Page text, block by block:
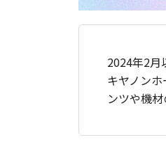
2024年2月
キヤノン
ンツや機